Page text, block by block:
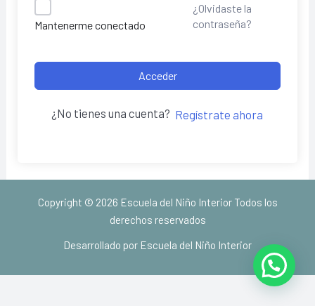
Mantenerme conectado
¿Olvidaste la
contraseña?
Acceder
¿No tienes una cuenta? Regístrate ahora
Copyright © 2026 Escuela del Niño Interior Todos los
derechos reservados
Desarrollado por Escuela del Niño Interior